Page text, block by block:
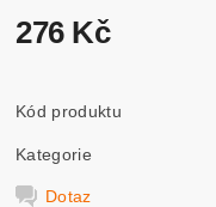
276 Kč
Kód produktu
Kategorie
Dotaz